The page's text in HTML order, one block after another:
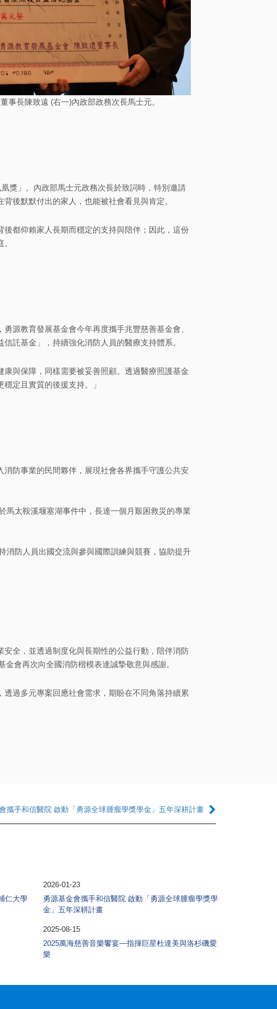
事長陳致遠 (右一)內政部政務次長馬士元。
獎」。內政部馬士元政務次長於致詞時，特別邀請
後默默付出的家人，也能被社會看見與肯定。
都仰賴家人長期而穩定的支持與陪伴；因此，這份
源教育發展基金會今年再度攜手兆豐慈善基金會、
託基金」，持續強化消防人員的醫療支持體系。
與保障，同樣需要被妥善照顧。透過醫療照護基金
定且實質的後援支持。」
防事業的民間夥伴，展現社會各界攜手守護公共安
太鞍溪堰塞湖事件中，長達一個月艱困救災的專業
防人員出國交流與參與國際訓練與競賽，協助提升
全，並透過制度化與長期性的公益行動，陪伴消防
會再次向全國消防楷模表達誠摯敬意與感謝。
過多元專案回應社會需求，期盼在不同角落持續累
攜手和信醫院 啟動「勇源全球腫瘤學獎學金」五年深耕計畫
仁大學
2026-01-23
勇源基金會攜手和信醫院 啟動「勇源全球腫瘤學獎學
金」五年深耕計畫
2025-08-15
2025萬海慈善音樂饗宴—指揮巨星杜達美與洛杉磯愛
樂